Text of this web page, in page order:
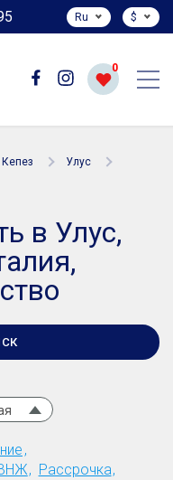
Ru $
0
Кепез
Улус
в Улус,
Рассрочка